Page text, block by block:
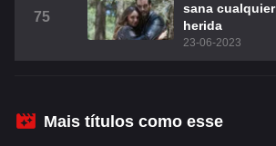
75
sana cualquier
herida
23-06-2023
Mais títulos como esse